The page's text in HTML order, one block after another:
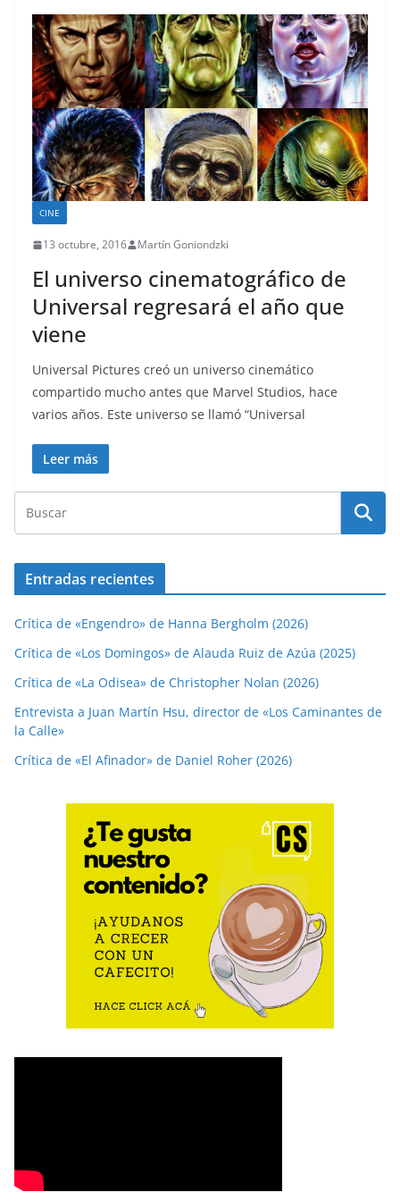
CINE
13 octubre, 2016 Martín Goniondzki
El universo cinematográfico de
Universal regresará el año que
viene
Universal Pictures creó un universo cinemático
compartido mucho antes que Marvel Studios, hace
varios años. Este universo se llamó “Universal
Leer más
Entradas recientes
Crítica de «Engendro» de Hanna Bergholm (2026)
Crítica de «Los Domingos» de Alauda Ruiz de Azúa (2025)
Crítica de «La Odisea» de Christopher Nolan (2026)
Entrevista a Juan Martín Hsu, director de «Los Caminantes de
la Calle»
Crítica de «El Afinador» de Daniel Roher (2026)